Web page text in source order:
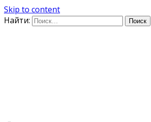
Skip to content
Найти: